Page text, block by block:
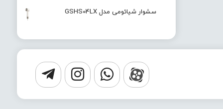
سشوار شیائومی مدل GSHS04LX